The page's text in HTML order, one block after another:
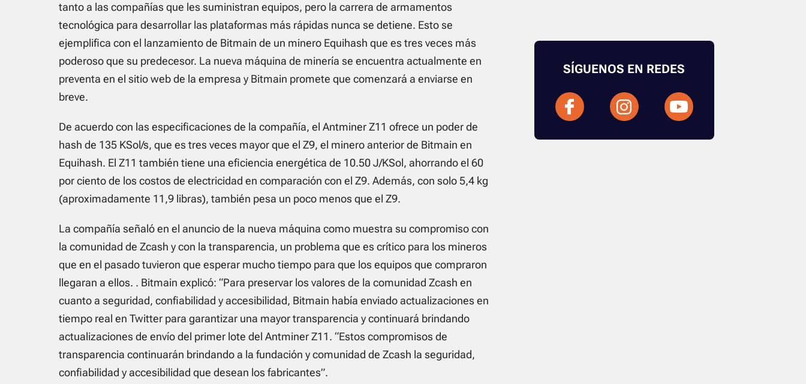
tanto a las compañías que les suministran equipos, pero la carrera de armamentos
tecnológica para desarrollar las plataformas más rápidas nunca se detiene. Esto se
ejemplifica con el lanzamiento de Bitmain de un minero Equihash que es tres veces más
poderoso que su predecesor. La nueva máquina de minería se encuentra actualmente en
preventa en el sitio web de la empresa y Bitmain promete que comenzará a enviarse en
breve.
De acuerdo con las especificaciones de la compañía, el Antminer Z11 ofrece un poder de
hash de 135 KSol/s, que es tres veces mayor que el Z9, el minero anterior de Bitmain en
Equihash. El Z11 también tiene una eficiencia energética de 10.50 J/KSol, ahorrando el 60
por ciento de los costos de electricidad en comparación con el Z9. Además, con solo 5,4 kg
(aproximadamente 11,9 libras), también pesa un poco menos que el Z9.
La compañía señaló en el anuncio de la nueva máquina como muestra su compromiso con
la comunidad de Zcash y con la transparencia, un problema que es crítico para los mineros
que en el pasado tuvieron que esperar mucho tiempo para que los equipos que compraron
llegaran a ellos. . Bitmain explicó: “Para preservar los valores de la comunidad Zcash en
cuanto a seguridad, confiabilidad y accesibilidad, Bitmain había enviado actualizaciones en
tiempo real en Twitter para garantizar una mayor transparencia y continuará brindando
actualizaciones de envío del primer lote del Antminer Z11. “Estos compromisos de
transparencia continuarán brindando a la fundación y comunidad de Zcash la seguridad,
confiabilidad y accesibilidad que desean los fabricantes”.
SÍGUENOS EN REDES